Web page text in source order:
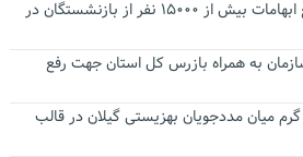
پاسخگوئی به سوالات و رفع ابهامات بیش از ۱۵۰۰۰ نفر از بازنشستگان در
به همراه بازرس کل استان جهت رفع
تن گوشت گرم میان مددجویان بهزیستی گیلان در قالب